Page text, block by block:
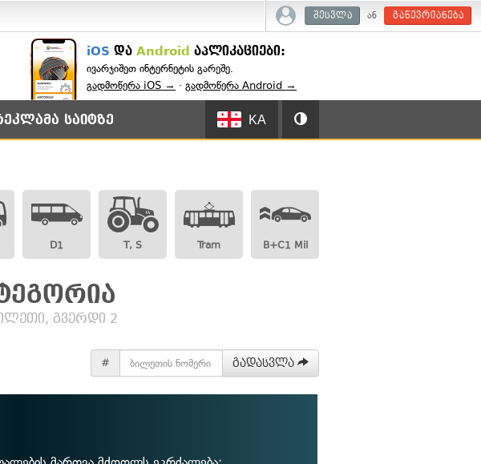
შესვლა ან გაწევრიანება
iOS და Android აპლიკაციები:
ივარჯიშეთ ინტერნეტის გარეშე.
გადმოწერა iOS → · გადმოწერა Android →
საიტზე KA
D1 T, S Tram B+C1 Mil
გვერდი 2
# გადასვლა